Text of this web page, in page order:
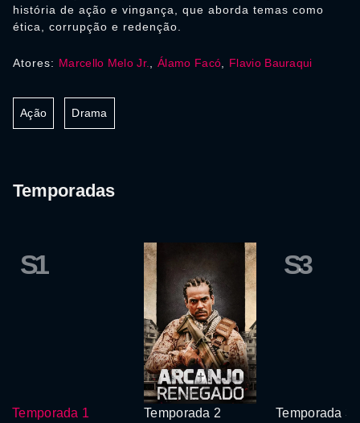
história de ação e vingança, que aborda temas como
ética, corrupção e redenção.
Atores: Marcello Melo Jr. ,Álamo Facó Flavio Bauraqui
Ação Drama
Temporadas
S1
Temporada 1 Temporada 2
S3
Temporada 3